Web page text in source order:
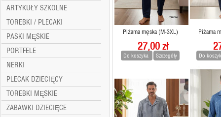
ARTYKUŁY SZKOLNE
TOREBKI / PLECAKI
PASKI MĘSKIE
PORTFELE
NERKI
PLECAK DZIECIĘCY
TOREBKI MĘSKIE
ZABAWKI DZIECIĘCE
Piżama męska (M-3XL)
27,00 zł
Do koszyka Szczegóły
Piżama
Do